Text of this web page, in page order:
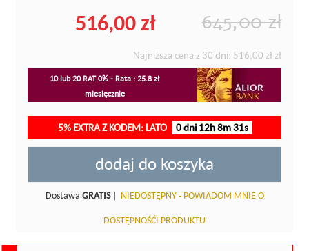
645,00 zł
516,00 zł
Najniższa cena z 30 dni: 516,00 zł zł
10 lub 20 RAT 0% - Rata : 25.8 zł
miesięcznie
5% EXTRA Z KODEM: LATO 0 dni 12h 8m 30s
dodaj do koszyka
Dostawa GRATIS| NIEDOSTĘPNY - POWIADOM MNIE O
DOSTĘPNOŚĆI PRODUKTU